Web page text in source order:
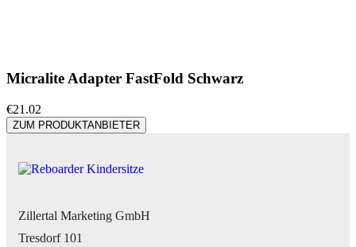
Micralite Adapter FastFold Schwarz
€21.02
ZUM PRODUKTANBIETER
Zillertal Marketing GmbH
Tresdorf 101